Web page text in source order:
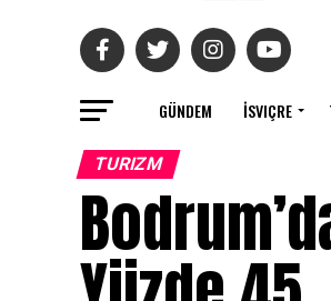
GÜNDEM İSVIÇRE
TURIZM